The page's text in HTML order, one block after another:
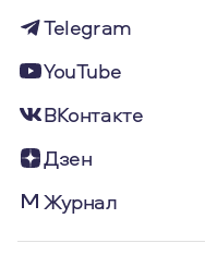
Telegram
YouTube
ВКонтакте
Дзен
Журнал